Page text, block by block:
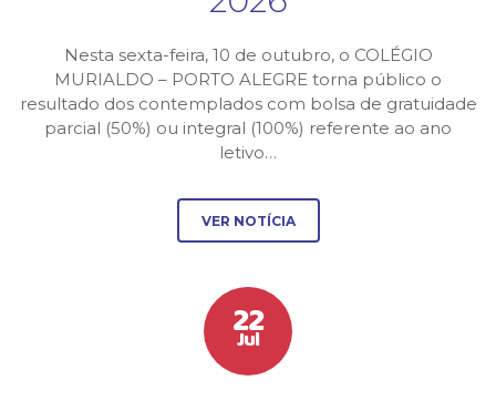
Nesta sexta-feira, 10 de outubro, o COLÉGIO
MURIALDO – PORTO ALEGRE torna público o
resultado dos contemplados com bolsa de gratuidade
parcial (50%) ou integral (100%) referente ao ano
letivo…
VER NOTÍCIA
22
Jul